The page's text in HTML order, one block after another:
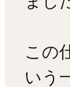
この
いう